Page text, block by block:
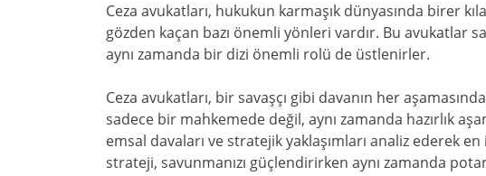
Ceza avukatları, hukukun karmaşık dünyasında birer
gözden kaçan bazı önemli yönleri vardır. Bu avukatlar
aynı zamanda bir dizi önemli rolü de üstlenirler.
Ceza avukatları, bir savaşçı gibi davanın her
sadece bir mahkemede değil, aynı zamanda hazırlık
emsal davaları ve stratejik yaklaşımları analiz ederek
strateji, savunmanızı güçlendirirken aynı zamanda